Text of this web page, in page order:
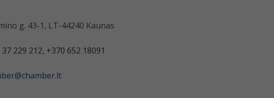
g. 43-1, LT-44240 Kaunas
229 212, +370 652 18091